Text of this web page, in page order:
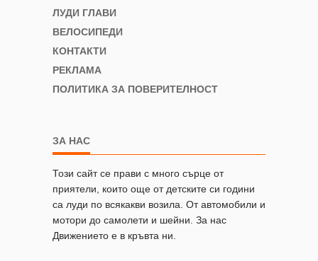
ЛУДИ ГЛАВИ
ВЕЛОСИПЕДИ
КОНТАКТИ
РЕКЛАМА
ПОЛИТИКА ЗА ПОВЕРИТЕЛНОСТ
ЗА НАС
Този сайт се прави с много сърце от
приятели, които още от детските си години
са луди по всякакви возила. От автомобили и
мотори до самолети и шейни. За нас
Движението е в кръвта ни.